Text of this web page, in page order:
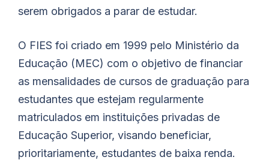
serem obrigados a parar de estudar.
O FIES foi criado em 1999 pelo Ministério da
Educação (MEC) com o objetivo de financiar
as mensalidades de cursos de graduação para
estudantes que estejam regularmente
matriculados em instituições privadas de
Educação Superior, visando beneficiar,
prioritariamente, estudantes de baixa renda.